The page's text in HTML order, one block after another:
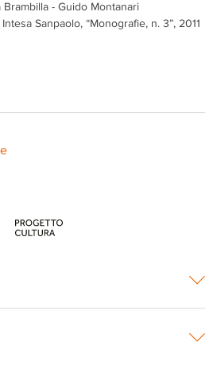
- Guido Montanari
Sanpaolo, “Monografie, n. 3”, 2011